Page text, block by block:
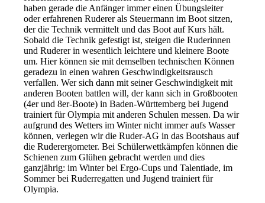
haben gerade die Anfänger immer einen Übungsleiter
oder erfahrenen Ruderer als Steuermann im Boot sitzen,
der die Technik vermittelt und das Boot auf Kurs hält.
Sobald die Technik gefestigt ist, steigen die Ruderinnen
und Ruderer in wesentlich leichtere und kleinere Boote
um. Hier können sie mit demselben technischen Können
geradezu in einen wahren Geschwindigkeitsrausch
verfallen. Wer sich dann mit seiner Geschwindigkeit mit
anderen Booten battlen will, der kann sich in Großbooten
(4er und 8er-Boote) in Baden-Württemberg bei Jugend
trainiert für Olympia mit anderen Schulen messen. Da wir
aufgrund des Wetters im Winter nicht immer aufs Wasser
können, verlegen wir die Ruder-AG in das Bootshaus auf
die Ruderergometer. Bei Schülerwettkämpfen können die
Schienen zum Glühen gebracht werden und dies
ganzjährig: im Winter bei Ergo-Cups und Talentiade, im
Sommer bei Ruderregatten und Jugend trainiert für
Olympia.